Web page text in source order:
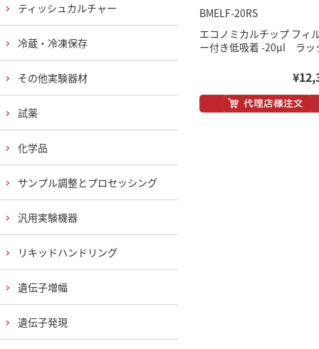
BMELF-20RS
エコノミカルチップ フィ
ー付き低吸着 -20μl ラッ
ティッシュカルチャー
冷蔵・冷凍保存
その他実験器材
試薬
化学品
サンプル調整とプロセッシング
汎用実験機器
リキッドハンドリング
遺伝子増幅
遺伝子発現